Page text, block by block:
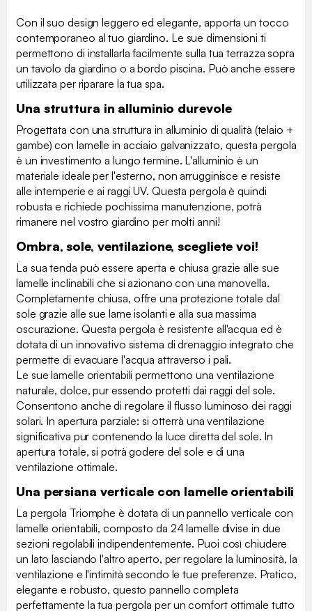
Con il suo design leggero ed elegante, apporta un tocco
contemporaneo al tuo giardino. Le sue dimensioni ti
permettono di installarla facilmente sulla tua terrazza sopra
un tavolo da giardino o a bordo piscina. Può anche essere
utilizzata per riparare la tua spa.
Una struttura in alluminio durevole
Progettata con una struttura in alluminio di qualità (telaio +
gambe) con lamelle in acciaio galvanizzato, questa pergola
è un investimento a lungo termine. L'alluminio è un
materiale ideale per l'esterno, non arrugginisce e resiste
alle intemperie e ai raggi UV. Questa pergola è quindi
robusta e richiede pochissima manutenzione, potrà
rimanere nel vostro giardino per molti anni!
Ombra, sole, ventilazione, scegliete voi!
La sua tenda può essere aperta e chiusa grazie alle sue
lamelle inclinabili che si azionano con una manovella.
Completamente chiusa, offre una protezione totale dal
sole grazie alle sue lame isolanti e alla sua massima
oscurazione. Questa pergola è resistente all'acqua ed è
dotata di un innovativo sistema di drenaggio integrato che
permette di evacuare l'acqua attraverso i pali.
Le sue lamelle orientabili permettono una ventilazione
naturale, dolce, pur essendo protetti dai raggi del sole.
Consentono anche di regolare il flusso luminoso dei raggi
solari. In apertura parziale: si otterrà una ventilazione
significativa pur contenendo la luce diretta del sole. In
apertura totale, si potrà godere del sole e di una
ventilazione ottimale.
Una persiana verticale con lamelle orientabili
La pergola Triomphe è dotata di un pannello verticale con
lamelle orientabili, composto da 24 lamelle divise in due
sezioni regolabili indipendentemente. Puoi così chiudere
un lato lasciando l'altro aperto, per regolare la luminosità, la
ventilazione e l'intimità secondo le tue preferenze. Pratico,
elegante e robusto, questo pannello completa
perfettamente la tua pergola per un comfort ottimale tutto